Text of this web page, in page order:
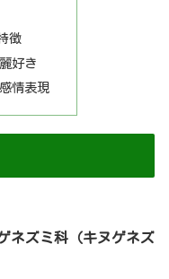
徴
好き
情表現
ネズミ科（キヌゲネズ